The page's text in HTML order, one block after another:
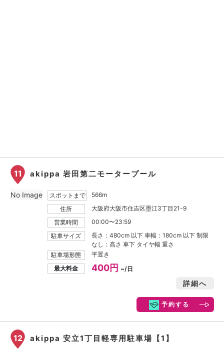
11 akippa 岩田第二モータープール
スポットまで
566m
住所
大阪府大阪市住吉区墨江3丁目21-9
営業時間
00:00〜23:59
駐車サイズ
長さ：480cm 以下 車幅：180cm 以下 制限
なし：高さ 車下 タイヤ幅 重さ
駐車場形態
平置き
最大料金
400円 ~/日
詳細へ
予約する
No Image
12 akippa 安立1丁目軽専用駐車場【1】